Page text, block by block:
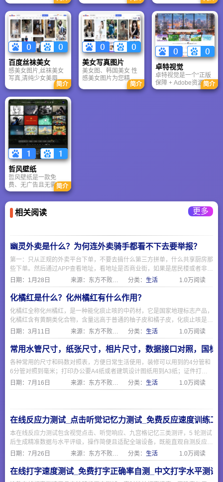
设计组织。设计之家
（ www.sj33.cn ）成
立于2006年，是自发
组织的视觉设计、联
盟的网络媒体，是一
个为设计行业提供高
质量的网络交流平台
和网络资源共享平台
的组织机构，义务服
务于中国设计领域的
网站。
的精神，让大家找到
需要的图片是昵图的
追求；昵图欢迎大家
在这里安个小小的，
但充满温馨的小屋。
在您的小屋里，我们
希望大家共享各自珍
藏的网络图片；我们
期望大家展示心爱的
原创摄影、设计作
品；我们更期盼大家
相互分享各自的成长
经历，不论喜忧。
真套图及一些网络热
门的性感美女、气质
美女、清纯美女等图
片，打造最顶尖的美
女写真套图网站！
百度丝袜美女
感美女图片,丝袜美女
写真,清纯少女美眉绝
色美女 性感女人 清纯
美女 性感美女 丝袜美
女 美女诱惑 内衣美女
性感模特 美女写真 制
服诱惑 清新美女 艺术
美女 少女私房 校花私
房 绝美写真 萝莉美女
私房美女
简介
美女写真图片
美女图、韩国美女 性
感美女图片为您精心
挑选mm图片,丝袜美
女图片、日本美女图
简介
卓特视觉
卓特视觉是一个“正版
保障 + Adobe资源 +
AI创作”三位一体的专
简介
哲风壁纸
哲风壁纸是一款免
费、无广告且无需登
录的4K/8K高清壁纸下
载平台。它提供涵盖
动漫、风景、赛博朋
克等海量题材的电脑
国内访问极速，是提
升设备颜值的绝佳选
择。
简介
相关阅读 更多
幽灵外卖是什么？为何连外卖骑手都看不下去要举报？
第一：只从正规的外卖平台下单，不要去搞什么第三方拼单，什么共享厨房那
些下单。然后通过APP查看地址，看地址是否商业街，如果是居民楼或者非商
业区，那就要注意了。 第二：要求查看食品经营许可证，一般正规餐饮店都
会挂出来在网上，可以通过https://spjyxk.gsxt.gov.cn/ 这个地址把商家名称复
制粘贴进去查询是否有证。
日期： 1月28日 来源：东方不败网址大全 分类： 生活 1.0万阅读
化橘红是什么？化州橘红有什么作用？
化橘红全称化州橘红，是一种能化痰止咳的中药材，它是国家地理标志产品，
化橘红含有黄酮类化合物，含量远高于普通的柚子皮和橘子皮，化痰止咳是因
为有柚皮苷，化橘红制作主要分六步，采摘，清洗除肉和瓣，切造型，过热水
杀菌，烘干，陈化即可食用。
日期： 3月11日 来源：东方不败网址大全 分类： 生活 1.0万阅读
常用水管尺寸，纸张尺寸，相片尺寸，数据接口对照，国
各种常用的尺寸和码数对照表，方便日常生活使用，装修可以用到的4分管和
6分管对照到毫米；打印办公要A4纸或者建筑设计图纸用到A3纸；证件打印
相片要1寸证件照；电脑和手机现在常用的USB和Type-C接口；海淘外贸需要
注意衣服鞋子的欧码美码和国际码与国标。
日期： 7月16日 来源：东方不败网址大全 分类： 生活 1.0万阅读
在线反应力测试_点击听觉记忆力测试_免费反应速度训练工
本在线反应力测试包含视觉点击、听觉响应、九宫格记忆三类测评，5 轮测试
后生成精准数据与水平评级，操作简便且适配全端设备，既能直观自测反应速
度与短时记忆能力，也可作为日常脑力训练工具，无需下载随时可测。
日期： 7月26日 来源：东方不败网址大全 分类： 生活 1.0万阅读
在线打字速度测试_免费打字正确率自测_中文打字水平测评